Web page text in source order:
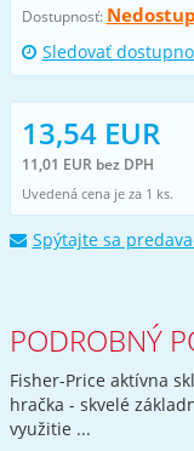
Dostupnosť:
Sledovať
13,54 EUR
11,01 EUR bez DPH
Uvedená cena je za 1 ks.
Spýtajte sa
PODROBNÝ
Fisher-Price aktívna
hračka - skvelé
využitie ...